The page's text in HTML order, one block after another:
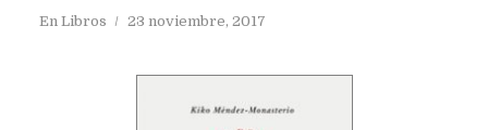
En Libros 23 noviembre, 2017